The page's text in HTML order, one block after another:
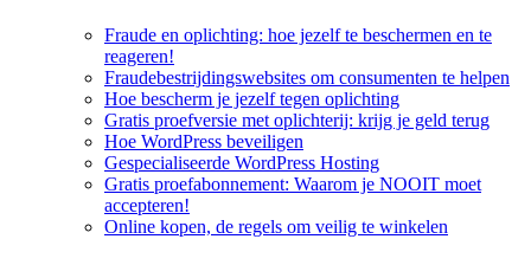
Fraude en oplichting: hoe jezelf te beschermen en te
reageren!
Fraudebestrijdingswebsites om consumenten te helpen
Hoe bescherm je jezelf tegen oplichting
Gratis proefversie met oplichterij: krijg je geld terug
Hoe WordPress beveiligen
Gespecialiseerde WordPress Hosting
Gratis proefabonnement: Waarom je NOOIT moet
accepteren!
Online kopen, de regels om veilig te winkelen